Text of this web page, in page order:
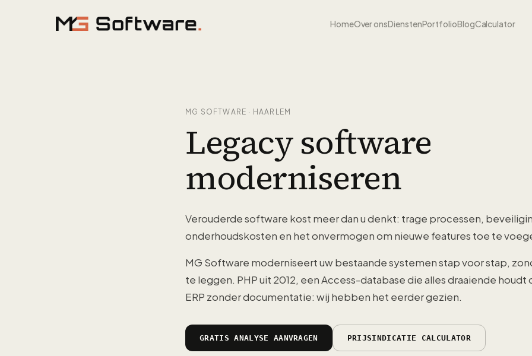
HomeOver onsDienstenPortfolioBlogCalculator
MG SOFTWARE · HAARLEM
Legacy software
moderniseren
Verouderde software kost meer dan u denkt: trage processen,
onderhoudskosten en het onvermogen om nieuwe features toe te
MG Software moderniseert uw bestaande systemen stap voor stap,
te leggen. PHP uit 2012, een Access-database die alles draaiende
ERP zonder documentatie: wij hebben het eerder gezien.
GRATIS ANALYSE AANVRAGEN PRIJSINDICATIE CALCULATOR